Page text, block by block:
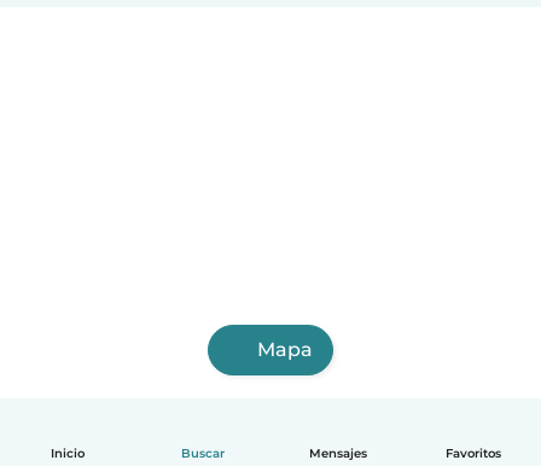
Inicio Buscar Mensajes Favoritos
Mapa